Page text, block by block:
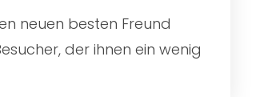
neuen besten Freund
der ihnen ein wenig